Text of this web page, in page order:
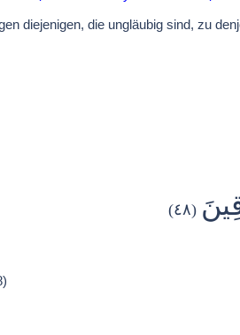
diejenigen, die ungläubig sind, zu
(٤٨)